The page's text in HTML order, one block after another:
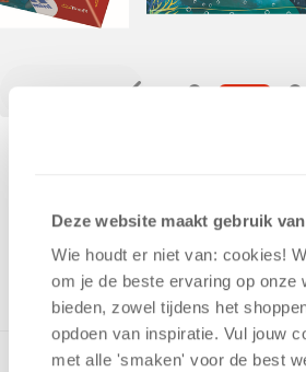
Deze website maakt gebruik
Wie houdt er niet van: cookies!
om je de beste ervaring op onze
bieden, zowel tijdens het
opdoen van inspiratie. Vul jouw
met alle 'smaken' voor de best
ONTVANG 10
UIT HET ASSORTIMENT
Minipuzzel met een afbeelding uit de